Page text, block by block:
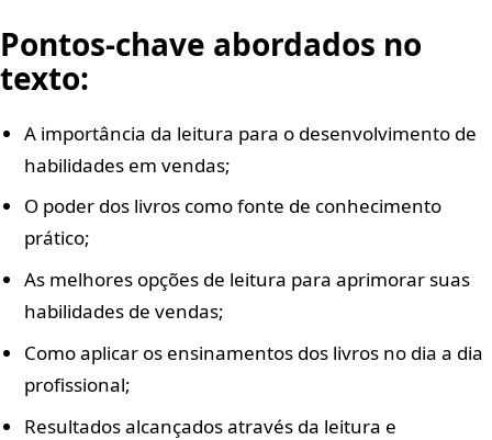
Pontos-chave abordados no
texto:
A importância da leitura para o desenvolvimento de
habilidades em vendas;
O poder dos livros como fonte de conhecimento
prático;
As melhores opções de leitura para aprimorar suas
habilidades de vendas;
Como aplicar os ensinamentos dos livros no dia a dia
profissional;
Resultados alcançados através da leitura e